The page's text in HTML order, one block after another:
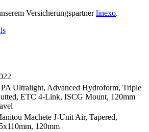
Versicherungspartnerlinexo.
Ultralight, Advanced Hydroform, Triple
ETC 4-Link, ISCG Mount, 120mm
Machete J-Unit Air, Tapered,
120mm